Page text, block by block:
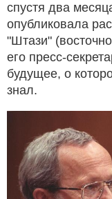
спустя два
опубликовала
"Штази"
его пресс-
будущее, о
знал.